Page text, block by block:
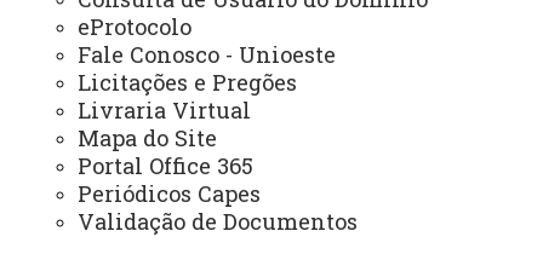
eProtocolo
Fale Conosco - Unioeste
Licitações e Pregões
Livraria Virtual
Mapa do Site
Portal Office 365
Periódicos Capes
Validação de Documentos
PEL - Programa de Ensino de Línguas
PEE - Educação Especial
PIBID - Bolsas de Iniciação à Docência
PEIEX - Programa de Qualificação para Exportação